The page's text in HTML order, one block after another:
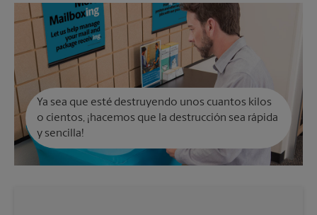
Ya sea que esté destruyendo unos cuantos kilos
o cientos, ¡hacemos que la destrucción sea rápida
y sencilla!